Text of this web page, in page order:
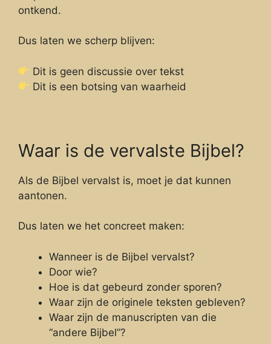
ontkend.
Dus laten we scherp blijven:
Dit is geen discussie over tekst
Dit is een botsing van waarheid
Waar is de vervalste Bijbel?
Als de Bijbel vervalst is, moet je dat kunnen
aantonen.
Dus laten we het concreet maken:
Wanneer is de Bijbel vervalst?
Door wie?
Hoe is dat gebeurd zonder sporen?
Waar zijn de originele teksten gebleven?
Waar zijn de manuscripten van die
“andere Bijbel”?